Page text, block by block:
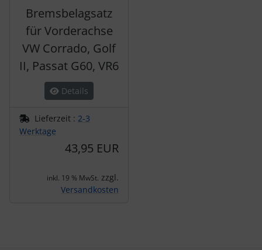
Bremsbelagsatz
für Vorderachse
VW Corrado, Golf
II, Passat G60, VR6
Details
Lieferzeit : 2-3
Werktage
43,95 EUR
inkl. 19 % MwSt. zzgl.
Versandkosten